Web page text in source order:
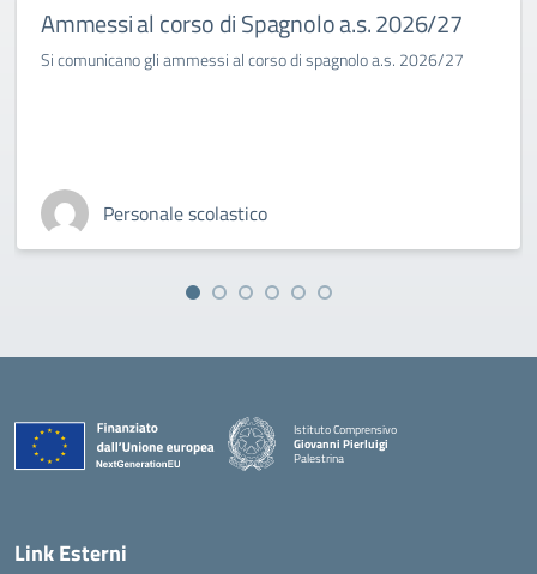
Ammessi al corso di Spagnolo a.s. 2026/27
Si comunicano gli ammessi al corso di spagnolo a.s. 2026/27
Personale scolastico
Istituto Comprensivo
Giovanni Pierluigi
Palestrina
Link Esterni